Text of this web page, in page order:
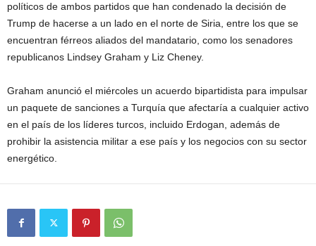
políticos de ambos partidos que han condenado la decisión de
Trump de hacerse a un lado en el norte de Siria, entre los que se
encuentran férreos aliados del mandatario, como los senadores
republicanos Lindsey Graham y Liz Cheney.
Graham anunció el miércoles un acuerdo bipartidista para impulsar
un paquete de sanciones a Turquía que afectaría a cualquier activo
en el país de los líderes turcos, incluido Erdogan, además de
prohibir la asistencia militar a ese país y los negocios con su sector
energético.